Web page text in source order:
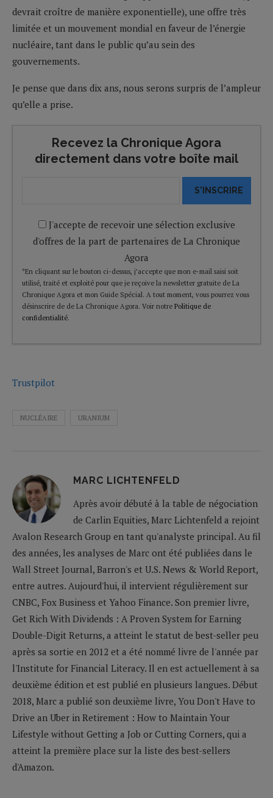
devrait croître de manière exponentielle), une offre très
limitée et un mouvement mondial en faveur de l’énergie
nucléaire, tant dans le public qu’au sein des
gouvernements.
Je pense que dans dix ans, nous serons surpris de l’ampleur
qu’elle a prise.
Recevez la Chronique Agora
directement dans votre boîte mail
S'INSCRIRE
J'accepte de recevoir une sélection exclusive
d'offres de la part de partenaires de La Chronique
Agora
*En cliquant sur le bouton ci-dessus, j’accepte que mon e-mail saisi soit
utilisé, traité et exploité pour que je reçoive la newsletter gratuite de La
Chronique Agora et mon Guide Spécial. A tout moment, vous pourrez vous
désinscrire de de La Chronique Agora. Voir notre Politique de
confidentialité.
Trustpilot
NUCLÉAIRE URANIUM
MARC LICHTENFELD
Après avoir débuté à la table de négociation
de Carlin Equities, Marc Lichtenfeld a rejoint
Avalon Research Group en tant qu'analyste principal. Au fil
des années, les analyses de Marc ont été publiées dans le
Wall Street Journal, Barron's et U.S. News & World Report,
entre autres. Aujourd'hui, il intervient régulièrement sur
CNBC, Fox Business et Yahoo Finance. Son premier livre,
Get Rich With Dividends : A Proven System for Earning
Double-Digit Returns, a atteint le statut de best-seller peu
après sa sortie en 2012 et a été nommé livre de l'année par
l'Institute for Financial Literacy. Il en est actuellement à sa
deuxième édition et est publié en plusieurs langues. Début
2018, Marc a publié son deuxième livre, You Don't Have to
Drive an Uber in Retirement : How to Maintain Your
Lifestyle without Getting a Job or Cutting Corners, qui a
atteint la première place sur la liste des best-sellers
d'Amazon.